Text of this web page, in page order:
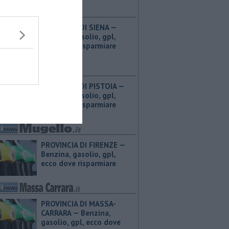
PROVINCIA DI SIENA — ​
Benzina, gasolio, gpl,
ecco dove risparmiare
PROVINCIA DI PISTOIA — ​
Benzina, gasolio, gpl,
ecco dove risparmiare
PROVINCIA DI FIRENZE — ​
Benzina, gasolio, gpl,
ecco dove risparmiare
PROVINCIA DI MASSA-
CARRARA — ​Benzina,
gasolio, gpl, ecco dove